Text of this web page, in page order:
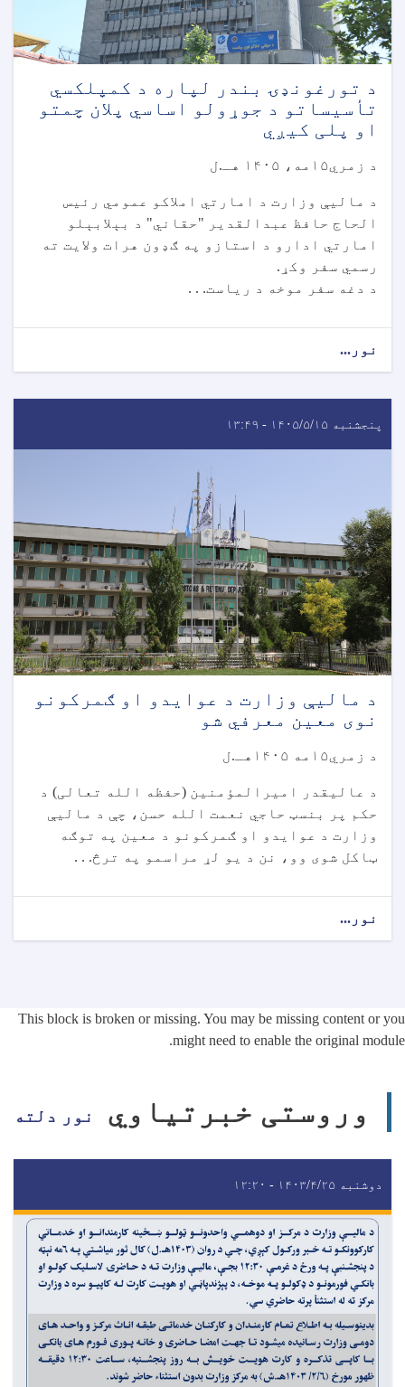
د تورغونډۍ بندر لپاره د کمپلکسي
تأسیساتو د جوړولو اساسي پلان چمتو
او پلی کیږي
د زمري۱۵مه، ۱۴۰۵ هـ.ل
د مالیې وزارت د امارتي املاکو عمومي رئیس
الحاج حافظ عبدالقدیر "حقاني" د بېلابېلو
امارتي ادارو د استازو په ګډون هرات ولایت ته
رسمي سفر وکړ.
د دغه سفر موخه د ریاست. . .
نور...
پنجشنبه ۱۴۰۵/۵/۱۵ - ۱۳:۴۹
د مالیې وزارت د عوایدو او ګمرکونو
نوی معین معرفي شو
د زمري۱۵مه ۱۴۰۵هـ.ل
د عالیقدر امیرالمؤمنین (حفظه الله تعالی) د
حکم پر بنسټ حاجي نعمت الله حسن، چې د مالیې
وزارت د عوایدو او ګمرکونو د معین په توګه
ټاکل شوی وو، نن د یو لړ مراسمو په ترڅ. . .
نور...
This block is broken or missing. You may be missing content or you
might need to enable the original module.
وروستی خبرتیاوي نور دلته
دوشنبه ۱۴۰۳/۴/۲۵ - ۱۲:۲۰